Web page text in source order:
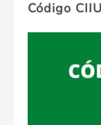
Código